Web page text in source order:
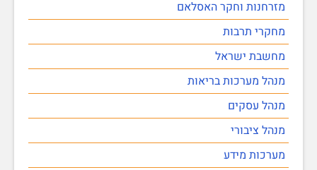
מזרחנות וחקר האסלאם
מחקרי תרבות
מחשבת ישראל
מנהל מערכות בריאות
מנהל עסקים
מנהל ציבורי
מערכות מידע